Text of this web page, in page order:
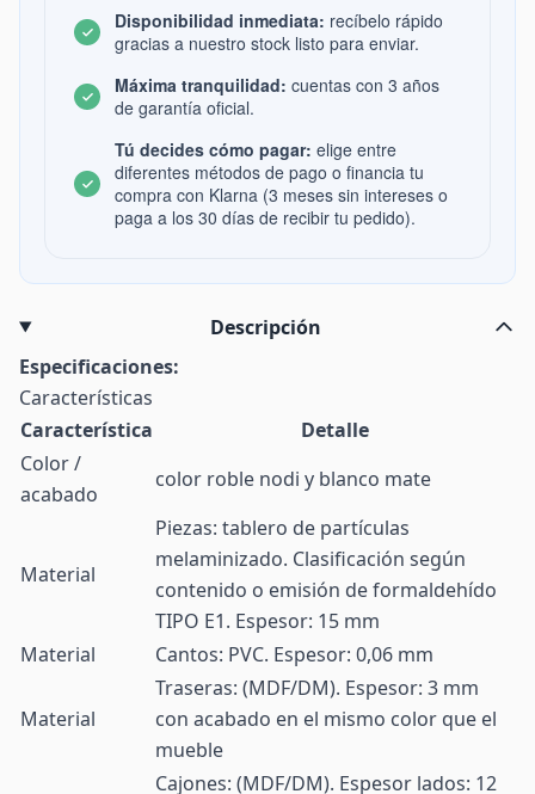
Disponibilidad inmediata: recíbelo rápido
gracias a nuestro stock listo para enviar.
Máxima tranquilidad: cuentas con 3 años
de garantía oficial.
Tú decides cómo pagar: elige entre
diferentes métodos de pago o financia tu
compra con Klarna (3 meses sin intereses o
paga a los 30 días de recibir tu pedido).
Descripción
Especificaciones:
Características
Característica
Detalle
Color /
acabado
color roble nodi y blanco mate
Material
Piezas: tablero de partículas
melaminizado. Clasificación según
contenido o emisión de formaldehído
TIPO E1. Espesor: 15 mm
Material
Cantos: PVC. Espesor: 0,06 mm
Material
Traseras: (MDF/DM). Espesor: 3 mm
con acabado en el mismo color que el
mueble
Cajones: (MDF/DM). Espesor lados: 12